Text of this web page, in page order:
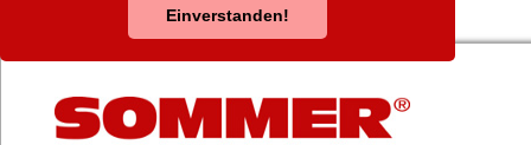
Einverstanden!